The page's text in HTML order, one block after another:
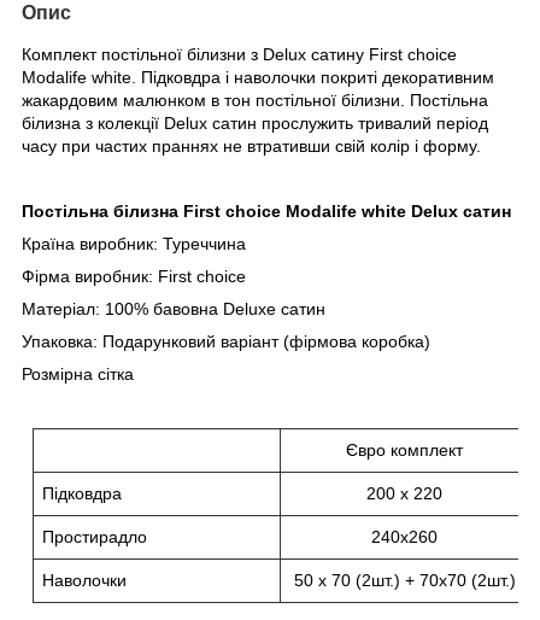
Опис
Комплект постільної білизни з Delux сатину First choice
Modalife white. Підковдра і наволочки покриті декоративним
жакардовим малюнком в тон постільної білизни. Постільна
білизна з колекції Delux сатин прослужить тривалий період
часу при частих праннях не втративши свій колір і форму.
Постільна білизна First choice Modalife white Delux сатин
Країна виробник: Туреччина
Фірма виробник: First choice
Матеріал: 100% бавовна Deluxe сатин
Упаковка: Подарунковий варіант (фірмова коробка)
Розмірна сітка
Євро комплект
Підковдра 200 х 220
Простирадло 240х260
Наволочки 50 х 70 (2шт.) + 70х70 (2шт.)